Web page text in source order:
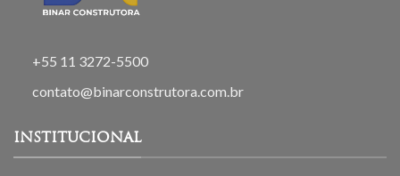
+55 11 3272-5500
contato@binarconstrutora.com.br
INSTITUCIONAL